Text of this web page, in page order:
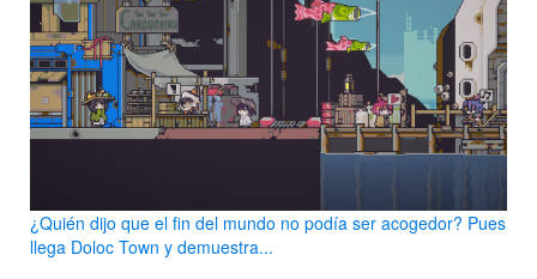
¿Quién dijo que el fin del mundo no podía ser acogedor? Pues
llega Doloc Town y demuestra...